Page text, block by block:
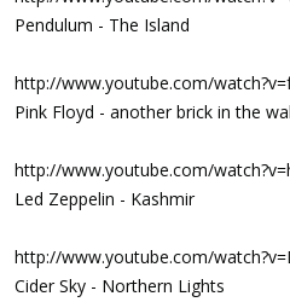
Pendulum - The Island
http://www.youtube.com/
Pink Floyd - another brick in the
http://www.youtube.com/
Led Zeppelin - Kashmir
http://www.youtube.com/
Cider Sky - Northern Lights